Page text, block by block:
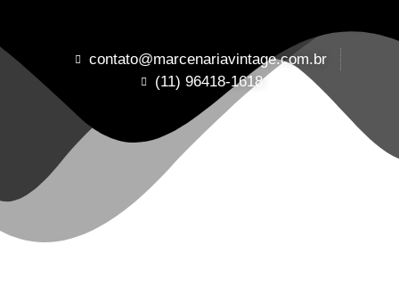
contato@marcenariavintage.com.br
(11) 96418-1618